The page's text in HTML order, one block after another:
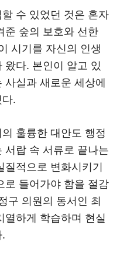
수 있었던 것은 혼자
준 숲의 보호와 선한
시기를 자신의 인생
왔다. 본인이 알고 있
사실과 새로운 세상에
.
훌륭한 대안도 행정
서랍 속 서류로 끝나는
질적으로 변화시키기
로 들어가야 함을 절감
구 의원의 동서인 최
열하게 학습하며 현실